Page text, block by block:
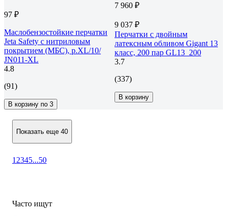
97 ₽
Маслобензостойкие перчатки
Jeta Safety с нитриловым
покрытием (МБС), р.XL/10/
JN011-XL
4.8
(91)
В корзину по 3
7 960 ₽
9 037 ₽
Перчатки с двойным
латексным обливом Gigant 13
класс, 200 пар GL13_200
3.7
(337)
В корзину
Показать еще 40
1 2345...50
Часто ищут